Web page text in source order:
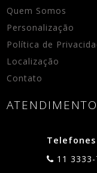
Quem Somos
Personalização
Política de
Localização
Contato
ATENDIMENTO
Telefones
11